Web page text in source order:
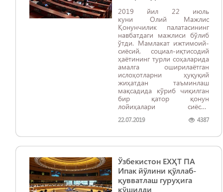
2019 йил 22 июль
куни Олий Мажлис
Қонунчилик палатасининг
навбатдаги мажлиси бўлиб
ўтди. Мамлакат ижтимоий-
сиёсий, социал-иқтисодий
ҳаётининг турли соҳаларида
амалга оширилаётган
ислоҳотларни ҳуқуқий
жиҳатдан таъминлаш
мақсадида кўриб чиқилган
бир қатор қонун
лойиҳалари сиёсий
қуйи палатасидаги
Ўзбекистон Экологик
ҳаракати депутатлар гуруҳи
дастлабки тарзда қизғин
муҳокама қилинган эди.
22.07.2019 4387
Ўзбекистон ЕХҲТ ПА
Ипак йўлини қўллаб-
қувватлаш гуруҳига
қўшилди